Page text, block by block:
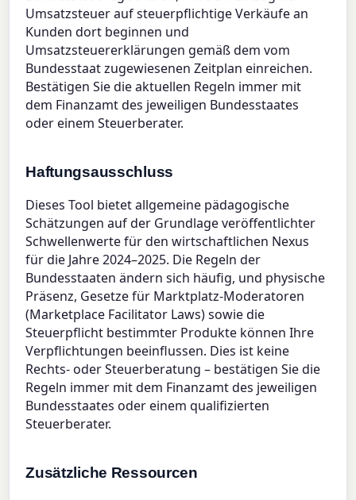
Umsatzsteuer auf steuerpflichtige Verkäufe an
Kunden dort beginnen und
Umsatzsteuererklärungen gemäß dem vom
Bundesstaat zugewiesenen Zeitplan einreichen.
Bestätigen Sie die aktuellen Regeln immer mit
dem Finanzamt des jeweiligen Bundesstaates
oder einem Steuerberater.
Haftungsausschluss
Dieses Tool bietet allgemeine pädagogische
Schätzungen auf der Grundlage veröffentlichter
Schwellenwerte für den wirtschaftlichen Nexus
für die Jahre 2024–2025. Die Regeln der
Bundesstaaten ändern sich häufig, und physische
Präsenz, Gesetze für Marktplatz-Moderatoren
(Marketplace Facilitator Laws) sowie die
Steuerpflicht bestimmter Produkte können Ihre
Verpflichtungen beeinflussen. Dies ist keine
Rechts- oder Steuerberatung – bestätigen Sie die
Regeln immer mit dem Finanzamt des jeweiligen
Bundesstaates oder einem qualifizierten
Steuerberater.
Zusätzliche Ressourcen